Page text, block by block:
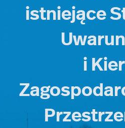
istniejące
i